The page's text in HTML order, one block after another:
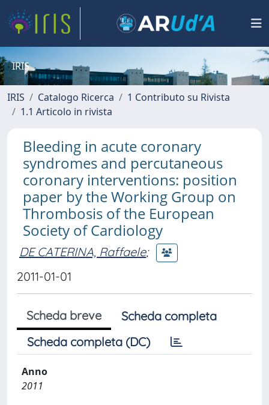
IRIS
IRIS Catalogo Ricerca
1 Contributo su Rivista
1.1 Articolo in rivista
Bleeding in acute coronary
syndromes and percutaneous
coronary interventions: position
paper by the Working Group on
Thrombosis of the European
Society of Cardiology
DE CATERINA, Raffaele;
2011-01-01
Scheda breve
Scheda completa
Scheda completa (DC)
Anno
2011